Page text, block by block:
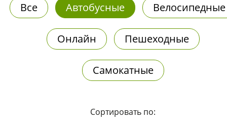
Все Автобусные Велосипедные
Онлайн Пешеходные
Самокатные
Сортировать по: